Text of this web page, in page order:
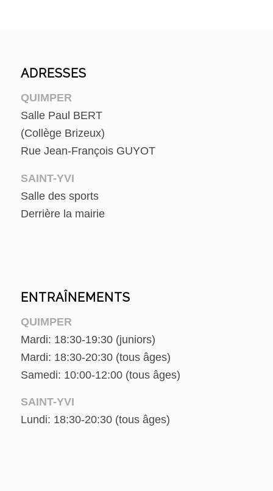
ADRESSES
QUIMPER
Salle Paul BERT
(Collège Brizeux)
Rue Jean-François GUYOT
SAINT-YVI
Salle des sports
Derrière la mairie
ENTRAÎNEMENTS
QUIMPER
Mardi: 18:30-19:30 (juniors)
Mardi: 18:30-20:30 (tous âges)
Samedi: 10:00-12:00 (tous âges)
SAINT-YVI
Lundi: 18:30-20:30 (tous âges)